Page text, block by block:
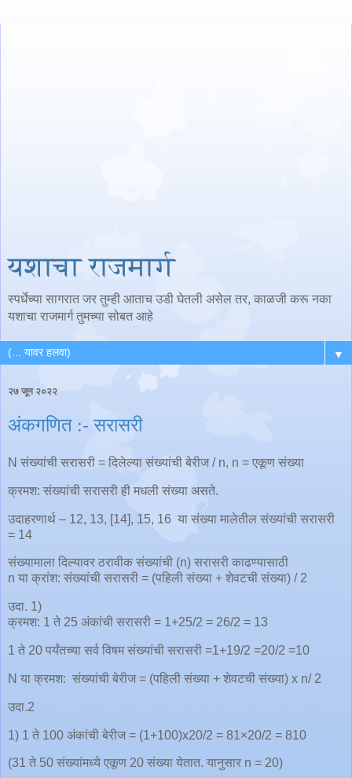
यशाचा राजमार्ग
स्पर्धेच्या सागरात जर तुम्ही आताच उडी घेतली असेल तर, काळजी करू नका
यशाचा राजमार्ग तुमच्या सोबत आहे
▼
२७ जून २०२२
अंकगणित :- सरासरी
N संख्यांची सरासरी = दिलेल्या संख्यांची बेरीज / n, n = एकूण संख्या
क्रमश: संख्यांची सरासरी ही मधली संख्या असते.
उदाहरणार्थ – 12, 13, [14], 15, 16 या संख्या मालेतील संख्यांची सरासरी
= 14
संख्यामाला दिल्यावर ठरावीक संख्यांची (n) सरासरी काढण्यासाठी
n या क्रांश: संख्यांची सरासरी = (पहिली संख्या + शेवटची संख्या) / 2
उदा. 1)
क्रमश: 1 ते 25 अंकांची सरासरी = 1+25/2 = 26/2 = 13
1 ते 20 पर्यंतच्या सर्व विषम संख्यांची सरासरी =1+19/2 =20/2 =10
N या क्रमश: संख्यांची बेरीज = (पहिली संख्या + शेवटची संख्या) x n/ 2
उदा.2
1) 1 ते 100 अंकांची बेरीज = (1+100)x20/2 = 81×20/2 = 810
(31 ते 50 संख्यांमध्ये एकूण 20 संख्या येतात. यानुसार n = 20)